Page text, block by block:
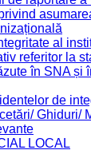
al
referitor la
în SNA și
de
Ghiduri/
LOCAL